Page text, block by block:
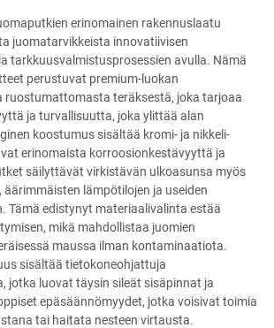
erinomainen rakennuslaatu
juomatarvikkeista innovatiivisen
tarkkuusvalmistusprosessien avulla. Nämä
perustuvat premium-luokan
ruostumattomasta teräksestä, joka tarjoaa
ja turvallisuutta, joka ylittää alan
koostumus sisältää kromi- ja nikkeli-
erinomaista korroosionkestävyyttä ja
säilyttävät virkistävän ulkoasunsa myös
äärimmäisten lämpötilojen ja useiden
Tämä edistynyt materiaalivalinta estää
mikä mahdollistaa juomien
maussa ilman kontaminaatiota.
sisältää tietokoneohjattuja
jotka luovat täysin sileät sisäpinnat ja
epäsäännömyydet, jotka voisivat toimia
tai haitata nesteen virtausta.